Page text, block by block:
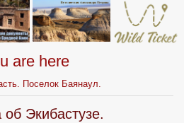
are here
Поселок Баянаул.
об Экибастузе.